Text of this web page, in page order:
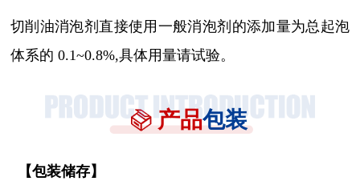
切削油消泡剂直接使用一般消泡剂的添加量为总起泡
体系的 0.1~0.8%,具体用量请试验。
产品包装
【包装储存】